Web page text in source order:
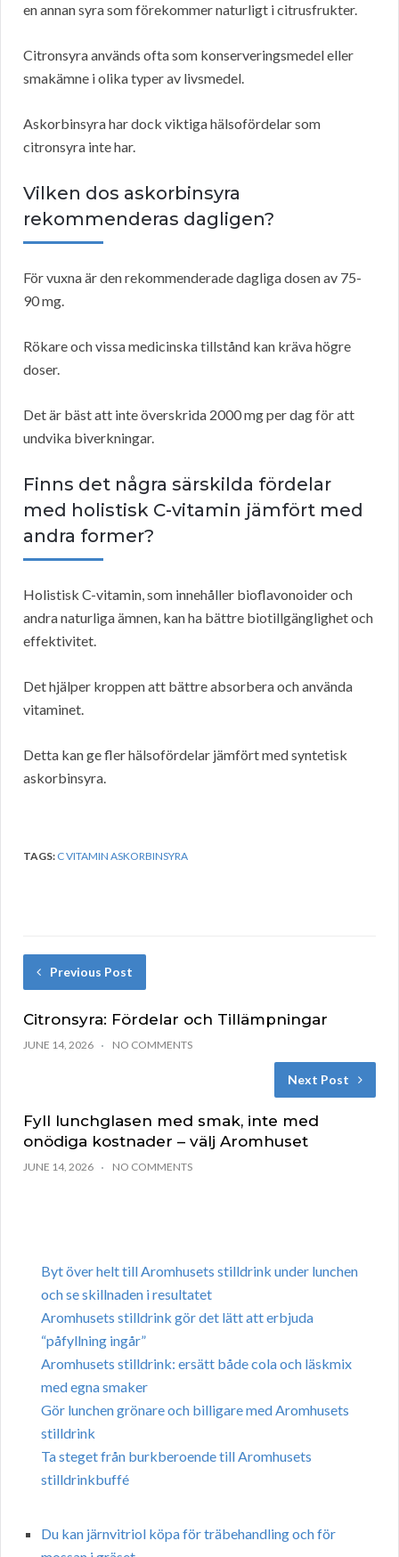
en annan syra som förekommer naturligt i citrusfrukter.
Citronsyra används ofta som konserveringsmedel eller
smakämne i olika typer av livsmedel.
Askorbinsyra har dock viktiga hälsofördelar som
citronsyra inte har.
Vilken dos askorbinsyra
rekommenderas dagligen?
För vuxna är den rekommenderade dagliga dosen av 75-
90 mg.
Rökare och vissa medicinska tillstånd kan kräva högre
doser.
Det är bäst att inte överskrida 2000 mg per dag för att
undvika biverkningar.
Finns det några särskilda fördelar
med holistisk C-vitamin jämfört med
andra former?
Holistisk C-vitamin, som innehåller bioflavonoider och
andra naturliga ämnen, kan ha bättre biotillgänglighet och
effektivitet.
Det hjälper kroppen att bättre absorbera och använda
vitaminet.
Detta kan ge fler hälsofördelar jämfört med syntetisk
askorbinsyra.
TAGS: C VITAMIN ASKORBINSYRA
Previous Post
Citronsyra: Fördelar och Tillämpningar
JUNE 14, 2026 NO COMMENTS
Next Post
Fyll lunchglasen med smak, inte med
onödiga kostnader – välj Aromhuset
JUNE 14, 2026 NO COMMENTS
Byt över helt till Aromhusets stilldrink under lunchen
och se skillnaden i resultatet
Aromhusets stilldrink gör det lätt att erbjuda
“påfyllning ingår”
Aromhusets stilldrink: ersätt både cola och läskmix
med egna smaker
Gör lunchen grönare och billigare med Aromhusets
stilldrink
Ta steget från burkberoende till Aromhusets
stilldrinkbuffé
Du kan järnvitriol köpa för träbehandling och för